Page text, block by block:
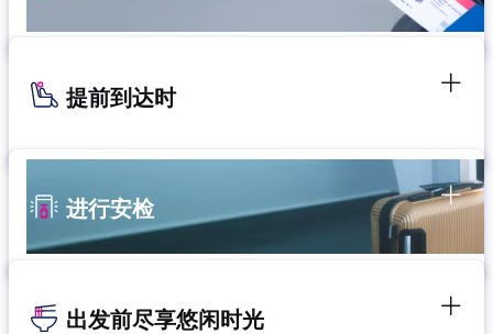
提前到达时
进行安检
出发前尽享悠闲时光